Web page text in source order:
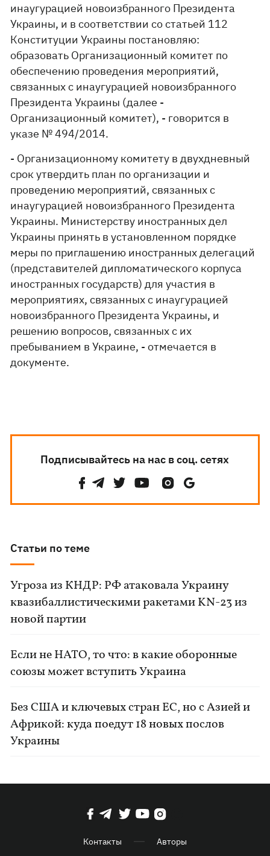
инаугурацией новоизбранного Президента
Украины, и в соответствии со статьей 112
Конституции Украины постановляю:
образовать Организационный комитет по
обеспечению проведения мероприятий,
связанных с инаугурацией новоизбранного
Президента Украины (далее -
Организационный комитет), - говорится в
указе № 494/2014.
- Организационному комитету в двухдневный
срок утвердить план по организации и
проведению мероприятий, связанных с
инаугурацией новоизбранного Президента
Украины. Министерству иностранных дел
Украины принять в установленном порядке
меры по приглашению иностранных делегаций
(представителей дипломатического корпуса
иностранных государств) для участия в
мероприятиях, связанных с инаугурацией
новоизбранного Президента Украины, и
решению вопросов, связанных с их
пребыванием в Украине, - отмечается в
документе.
Подписывайтесь на нас в соц. сетях
Статьи по теме
Угроза из КНДР: РФ атаковала Украину
квазибаллистическими ракетами KN-23 из
новой партии
Если не НАТО, то что: в какие оборонные
союзы может вступить Украина
Без США и ключевых стран ЕС, но с Азией и
Африкой: куда поедут 18 новых послов
Украины
Контакты Авторы